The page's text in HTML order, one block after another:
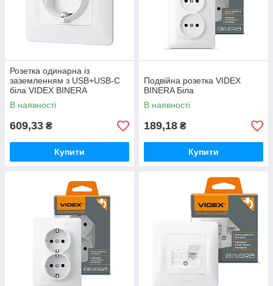
Розетка одинарна із
заземленням з USB+USB-C
біла VIDEX BINERA
В наявності
609,33 ₴
Купити
Подвійна розетка VIDEX
BINERA Біла
В наявності
189,18 ₴
Купити